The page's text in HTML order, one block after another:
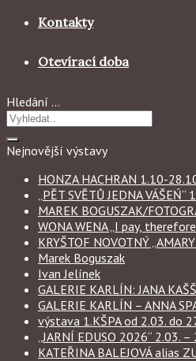
Kontakty
Otevírací doba
Hledání …
Nejnovější výstavy
HONZA HACHRAN 1.10-
„PĚT SVĚTŮ JEDNA
MAREK BOGUSZAK/
WONA WENA „I pay,
KRYŠTOF NOVOTNÝ
Marek Boguszak
Ivan Jelínek
GALERIE KARLÍN: JANA
GALERIE KARLÍN – ANNA
výstava 1.KŠPA od 2.03. do
„JARNÍ EDUSO 2026“ 2.03.
KATEŘINA BALEJOVÁ alias